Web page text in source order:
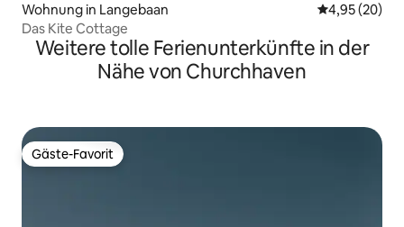
Wohnung in Langebaan
4,95 (20)
Das Kite Cottage
Weitere tolle Ferienunterkünfte in der
Nähe von Churchhaven
Gäste-Favorit
Gäste-Favorit